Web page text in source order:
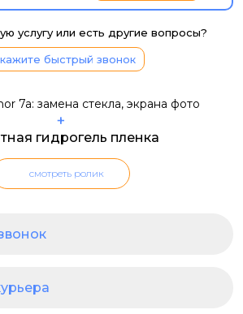
услугу или есть другие вопросы?
быстрый звонок
+
гидрогель пленка
смотреть ролик